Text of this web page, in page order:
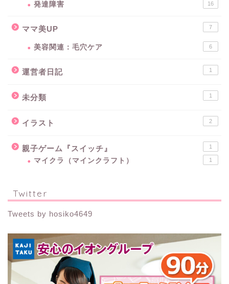
発達障害 16
ママ美UP 7
美容関連：毛穴ケア 6
運営者日記 1
未分類 1
イラスト 2
親子ゲーム『スイッチ』 1
マイクラ（マインクラフト） 1
Twitter
Tweets by hosiko4649